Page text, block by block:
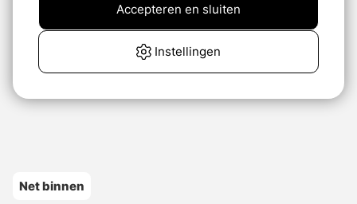
Net binnen
Instellingen
Accepteren en sluiten